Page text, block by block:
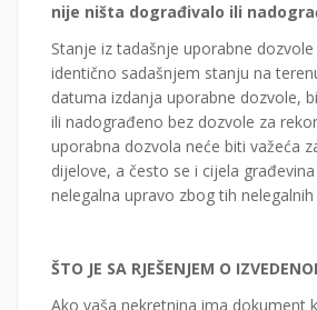
nije ništa dograđivalo ili
Stanje iz tadašnje uporabne
identično sadašnjem stanju na
datuma izdanja uporabne dozvole,
ili nadograđeno bez dozvole za
uporabna dozvola neće biti važeća
dijelove, a često se i cijela
nelegalna upravo zbog tih nelegalnih
ŠTO JE SA RJEŠENJEM O
Ako vaša nekretnina ima dokument